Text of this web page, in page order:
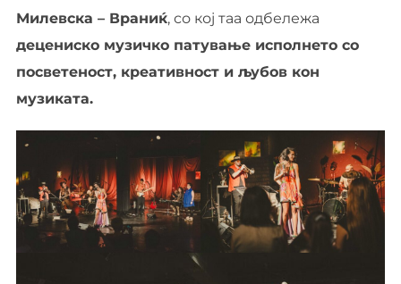
Милевска – Враниќ, со кој таа одбележа
децениско музичко патување исполнето со
посветеност, креативност и љубов кон
музиката.